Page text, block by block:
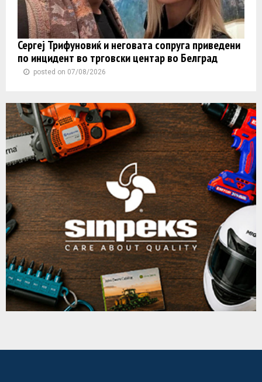
Сергеј Трифуновиќ и неговата сопруга приведени
по инцидент во трговски центар во Белград
posted on 07/08/2026